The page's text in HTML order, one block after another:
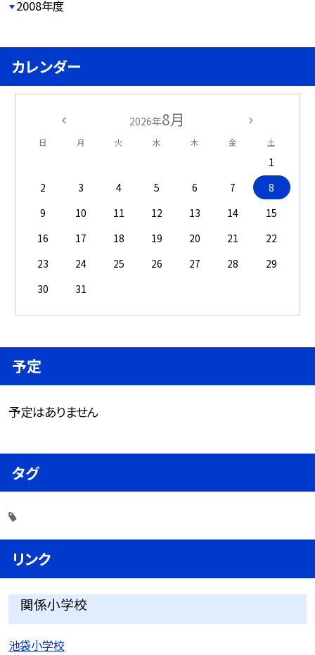
2008年度
カレンダー
2026年8月
日 月 火 水 木 金 土
1
2
3 4 5 6 7
8
9
10 11 12 13 14
15
16
17 18 19 20 21
22
23
24 25 26 27 28
29
30
31
予定
予定はありません
タグ
リンク
関係小学校
池袋小学校